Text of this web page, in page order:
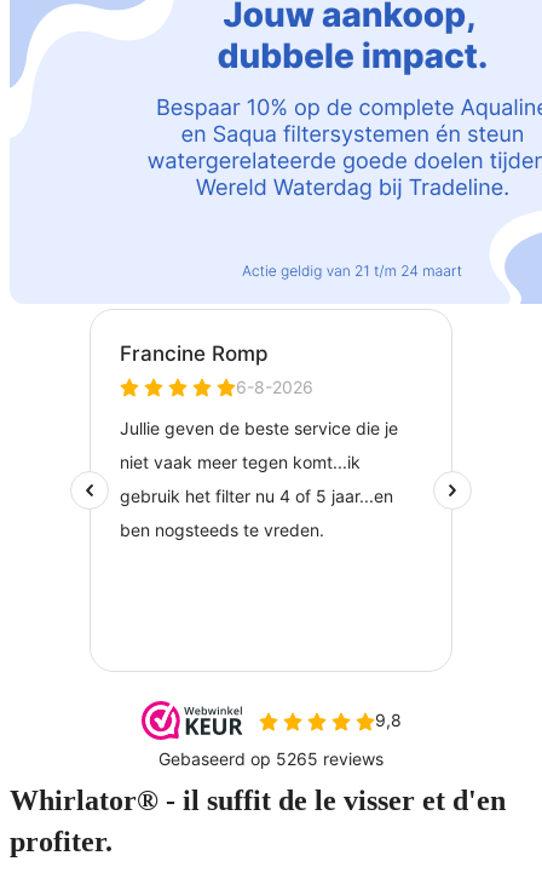
Whirlator® - il suffit de le visser et d'en
profiter.